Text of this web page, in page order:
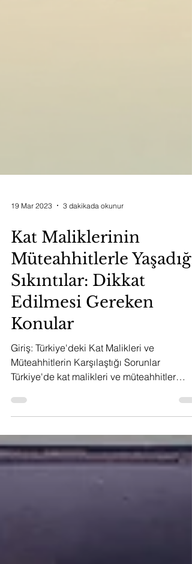
Kat Maliklerinin
Müteahhitlerle Yaşadığı
Sıkıntılar: Dikkat
Edilmesi Gereken
Konular
Giriş: Türkiye'deki Kat Malikleri ve
Müteahhitlerin Karşılaştığı Sorunlar
Türkiye'de kat malikleri ve müteahhitler